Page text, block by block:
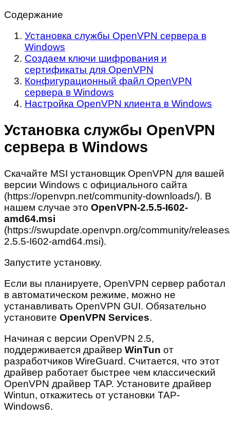
Содержание
Установка службы OpenVPN сервера в
Windows
Создаем ключи шифрования и
сертификаты для OpenVPN
Конфигурационный файл OpenVPN
сервера в Windows
Настройка OpenVPN клиента в Windows
Установка службы OpenVPN
сервера в Windows
Скачайте MSI установщик OpenVPN для вашей
версии Windows с официального сайта
(https://openvpn.net/community-downloads/). В
нашем случае это OpenVPN-2.5.5-I602-
amd64.msi
(https://swupdate.openvpn.org/community/
2.5.5-I602-amd64.msi).
Запустите установку.
Если вы планируете, OpenVPN сервер работал
в автоматическом режиме, можно не
устанавливать OpenVPN GUI. Обязательно
установите OpenVPN Services.
Начиная с версии OpenVPN 2.5,
поддерживается драйвер WinTun от
разработчиков WireGuard. Считается, что этот
драйвер работает быстрее чем классический
OpenVPN драйвер TAP. Установите драйвер
Wintun, откажитесь от установки TAP-
Windows6.